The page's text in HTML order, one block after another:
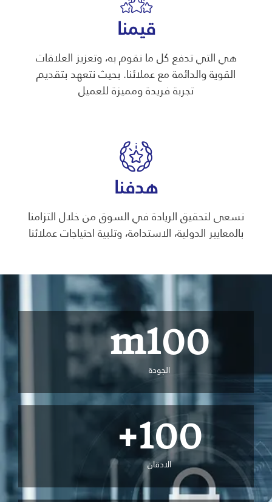
قيمنا
هي التي تدفع كل ما نقوم به، وتعزيز العلاقات
القوية والدائمة مع عملائنا. بحيث نتعهد بتقديم
تجربة فريدة ومميزة للعميل
هدفنا
نسعى لتحقيق الريادة في السوق من خلال التزامنا
بالمعايير الدولية، الاستدامة، وتلبية احتياجات عملائنا
الجودة
100
m
الادقان
100
+